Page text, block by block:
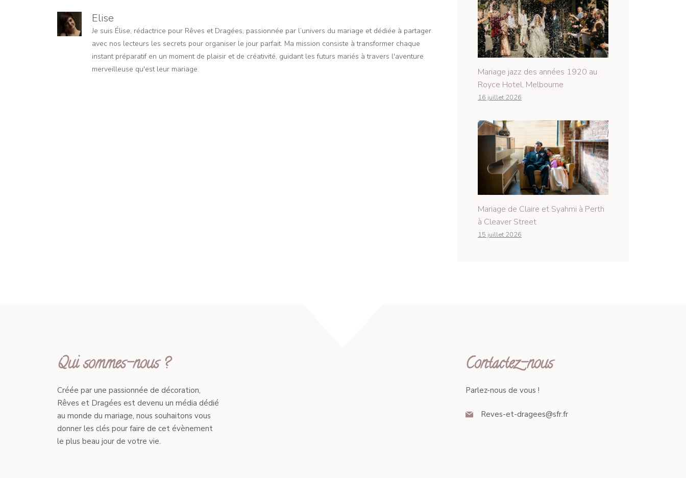
Elise
Je suis Élise, rédactrice pour Rêves et Dragées, passionnée par l’univers du mariage et dédiée à partager
avec nos lecteurs les secrets pour organiser le jour parfait. Ma mission consiste à transformer chaque
instant préparatif en un moment de plaisir et de créativité, guidant les futurs mariés à travers l'aventure
merveilleuse qu'est leur mariage.
Mariage jazz des années 1920 au
Royce Hotel, Melbourne
16 juillet 2026
Mariage de Claire et Syahmi à Perth
à Cleaver Street
15 juillet 2026
Qui sommes-nous ?
Créée par une passionnée de décoration,
Rêves et Dragées est devenu un média dédié
au monde du mariage, nous souhaitons vous
donner les clés pour faire de cet évènement
le plus beau jour de votre vie.
Contactez-nous
Parlez-nous de vous !
Reves-et-dragees@sfr.fr